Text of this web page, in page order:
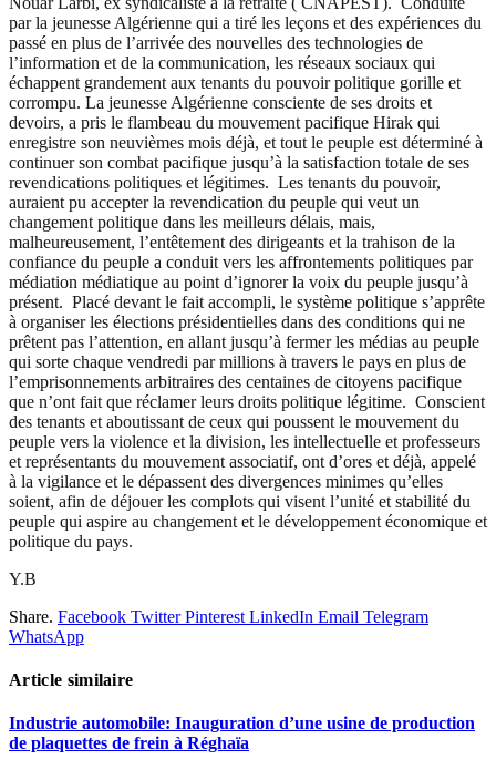
par la jeunesse Algérienne qui a tiré les leçons et des expériences du
passé en plus de l’arrivée des nouvelles des technologies de
l’information et de la communication, les réseaux sociaux qui
échappent grandement aux tenants du pouvoir politique gorille et
corrompu. La jeunesse Algérienne consciente de ses droits et
devoirs, a pris le flambeau du mouvement pacifique Hirak qui
enregistre son neuvièmes mois déjà, et tout le peuple est déterminé à
continuer son combat pacifique jusqu’à la satisfaction totale de ses
revendications politiques et légitimes. Les tenants du pouvoir,
auraient pu accepter la revendication du peuple qui veut un
changement politique dans les meilleurs délais, mais,
malheureusement, l’entêtement des dirigeants et la trahison de la
confiance du peuple a conduit vers les affrontements politiques par
médiation médiatique au point d’ignorer la voix du peuple jusqu’à
présent. Placé devant le fait accompli, le système politique s’apprête
à organiser les élections présidentielles dans des conditions qui ne
prêtent pas l’attention, en allant jusqu’à fermer les médias au peuple
qui sorte chaque vendredi par millions à travers le pays en plus de
l’emprisonnements arbitraires des centaines de citoyens pacifique
que n’ont fait que réclamer leurs droits politique légitime. Conscient
des tenants et aboutissant de ceux qui poussent le mouvement du
peuple vers la violence et la division, les intellectuelle et professeurs
et représentants du mouvement associatif, ont d’ores et déjà, appelé
à la vigilance et le dépassent des divergences minimes qu’elles
soient, afin de déjouer les complots qui visent l’unité et stabilité du
peuple qui aspire au changement et le développement économique et
politique du pays.
Y.B
Share. Facebook Twitter Pinterest LinkedIn Email Telegram
WhatsApp
Article similaire
Industrie automobile: Inauguration d’une usine de production
de plaquettes de frein à Réghaïa